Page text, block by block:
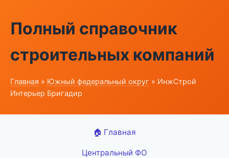
Полный справочник
строительных компаний
Главная » Южный федеральный округ » ИнжСтрой
Интерьер Бригадир
🏠 Главная
Центральный ФО